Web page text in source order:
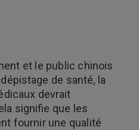
et le public chinois
de santé, la
devrait
signifie que les
fournir une qualité